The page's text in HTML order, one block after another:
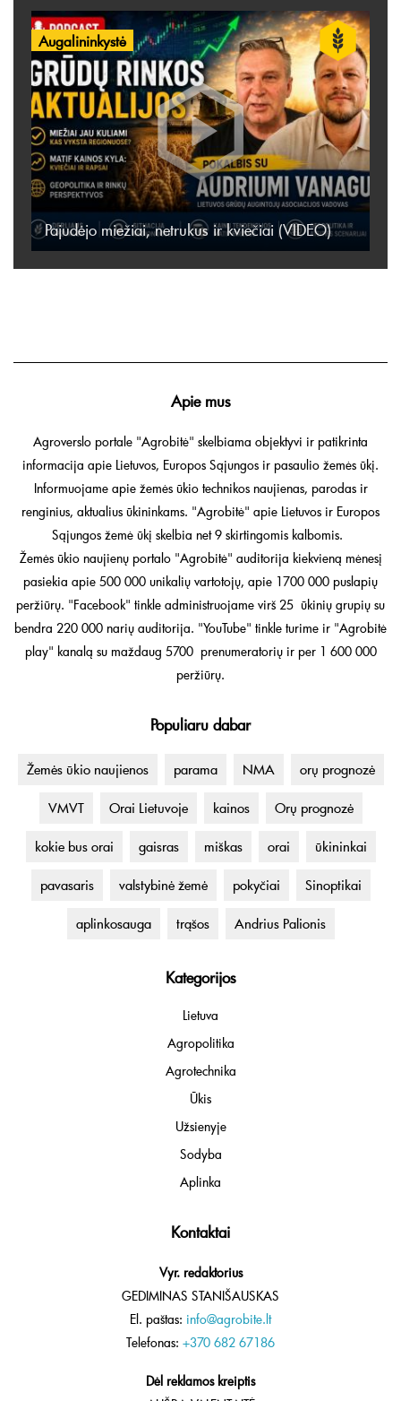
Augalininkystė
Pajudėjo miežiai, netrukus ir kviečiai (VIDEO)
Apie mus
Agroverslo portale "Agrobitė" skelbiama objektyvi ir patikrinta
informacija apie Lietuvos, Europos Sąjungos ir pasaulio žemės ūkį.
Informuojame apie žemės ūkio technikos naujienas, parodas ir
renginius, aktualius ūkininkams. "Agrobitė" apie Lietuvos ir Europos
Sąjungos žemė ūkį skelbia net 9 skirtingomis kalbomis.
Žemės ūkio naujienų portalo "Agrobitė" auditorija kiekvieną mėnesį
pasiekia apie 500 000 unikalių vartotojų, apie 1700 000 puslapių
peržiūrų. "Facebook" tinkle administruojame virš 25 ūkinių grupių su
bendra 220 000 narių auditorija. "YouTube" tinkle turime ir "Agrobitė
play" kanalą su maždaug 5700 prenumeratorių ir per 1 600 000
peržiūrų.
Populiaru dabar
Žemės ūkio naujienos parama NMA orų prognozė
VMVT Orai Lietuvoje kainos Orų prognozė
kokie bus orai gaisras miškas orai ūkininkai
pavasaris valstybinė žemė pokyčiai Sinoptikai
aplinkosauga trąšos Andrius Palionis
Kategorijos
Lietuva
Agropolitika
Agrotechnika
Ūkis
Užsienyje
Sodyba
Aplinka
Kontaktai
Vyr. redaktorius
GEDIMINAS STANIŠAUSKAS
El. paštas: info@agrobite.lt
Telefonas: +370 682 67186
Dėl reklamos kreiptis